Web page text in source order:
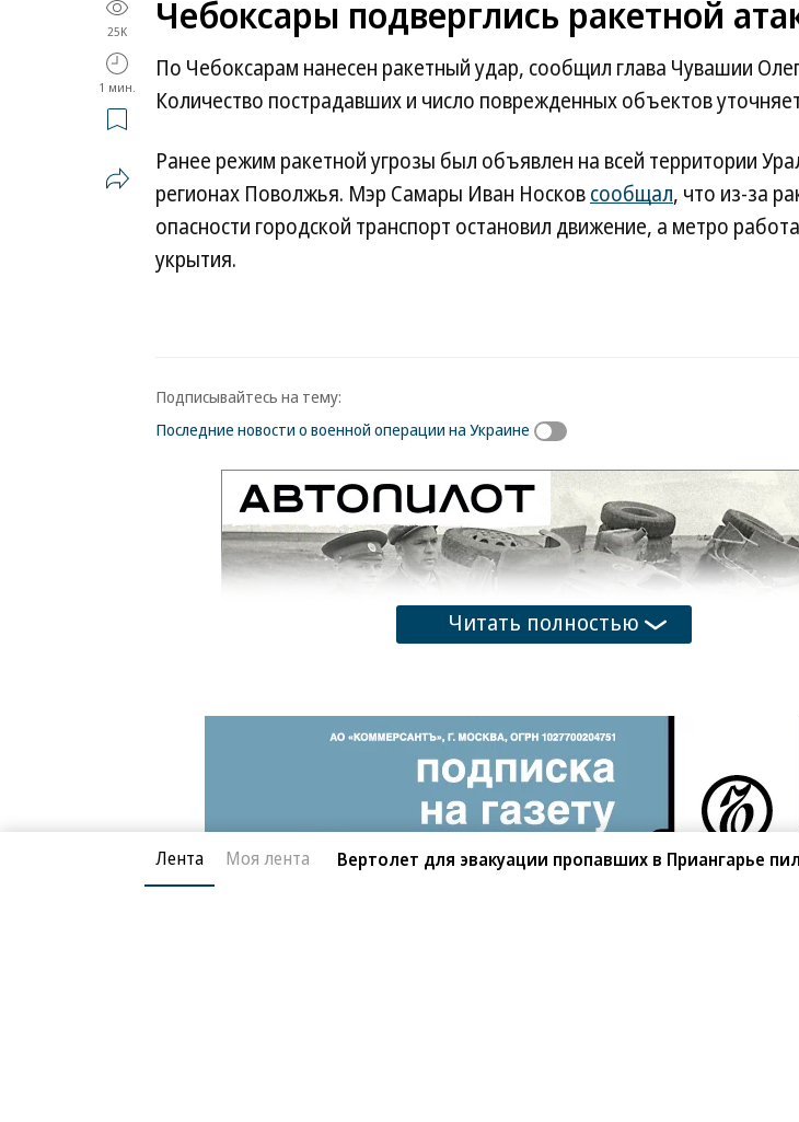
25K
1 мин.
Чебоксары подверглись ракетной
По Чебоксарам нанесен ракетный удар, сообщил глава Чувашии
Количество пострадавших и число поврежденных объектов
Ранее режим ракетной угрозы был объявлен на всей территории
регионах Поволжья. Мэр Самары Иван Носковсообщал, что из-за
опасности городской транспорт остановил движение, а метро
укрытия.
Подписывайтесь на тему:
Последние новости о военной операции на Украине
Читать полностью
Лента Моя лента Вертолет для эвакуации пропавших в Приангарье